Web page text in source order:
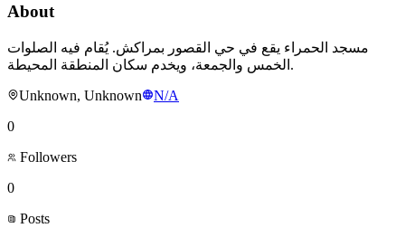
About
مسجد الحمراء يقع في حي القصور بمراكش. يُقام فيه الصلوات
الخمس والجمعة، ويخدم سكان المنطقة المحيطة.
Unknown, Unknown
N/A
0
Followers
0
Posts